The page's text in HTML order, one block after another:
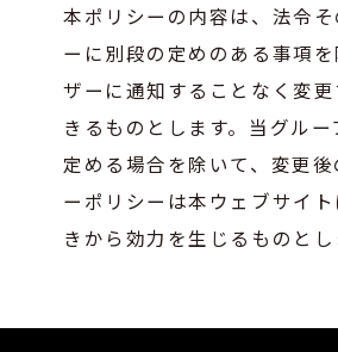
本ポリシーの内容は、法令
ーに別段の定めのある事項
ザーに通知することなく変
きるものとします。当グル
定める場合を除いて、変更
ーポリシーは本ウェブサイ
きから効力を生じるものとし